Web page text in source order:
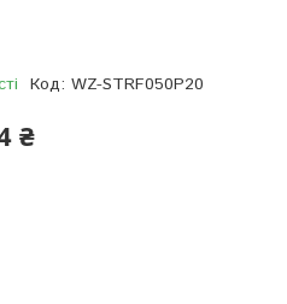
Код: WZ-STRF050P20
₴